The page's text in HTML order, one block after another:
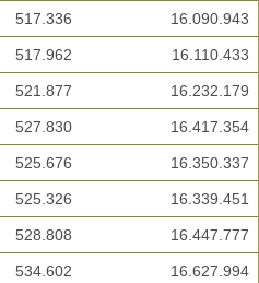
517.336 16.090.943
517.962 16.110.433
521.877 16.232.179
527.830 16.417.354
525.676 16.350.337
525.326 16.339.451
528.808 16.447.777
534.602 16.627.994